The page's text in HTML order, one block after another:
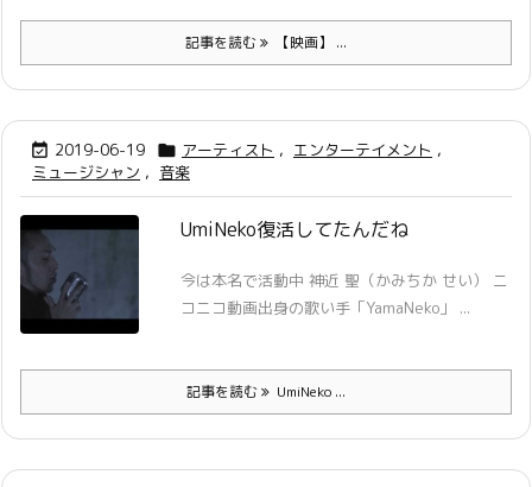
記事を読む 【映画】 ...
 2019-06-19  アーティスト , エンターテイメント ,
ミュージシャン , 音楽
UmiNeko復活してたんだね
今は本名で活動中 神近 聖（かみちか せい） ニ
コニコ動画出身の歌い手「YamaNeko」 ...
記事を読む UmiNeko ...